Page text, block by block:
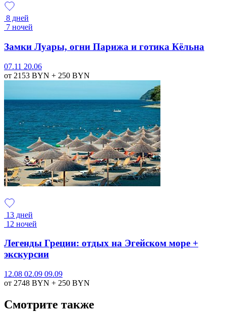
8 дней
7 ночей
Замки Луары, огни Парижа и готика Кёльна
07.11 20.06
от 2153 BYN + 250 BYN
13 дней
12 ночей
Легенды Греции: отдых на Эгейском море +
экскурсии
12.08 02.09 09.09
от 2748 BYN + 250 BYN
Смотрите также